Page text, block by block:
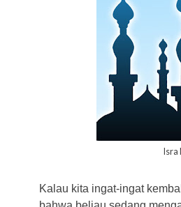
Isra
Kalau kita ingat-ingat